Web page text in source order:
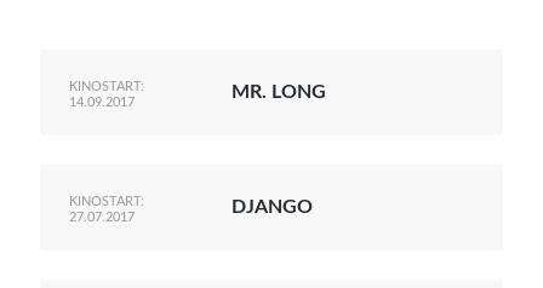
KINOSTART:
14.09.2017
MR. LONG
KINOSTART:
27.07.2017
DJANGO